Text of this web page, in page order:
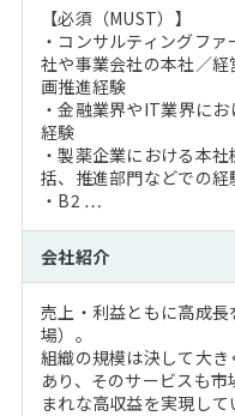
【必須（MUST）】
・コンサルティングフ
社や事業会社の本社／
画推進経験
・金融業界やIT業界に
経験
・製薬企業における本
括、推進部門などでの経
・B2 …
会社紹介
売上・利益ともに高成
場）。
組織の規模は決して大
あり、そのサービスも
まれな高収益を実現して